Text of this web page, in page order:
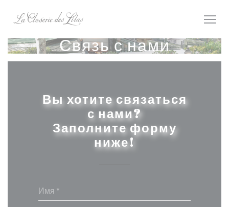
Связь с нами
Вы хотите связаться
с нами?
Заполните форму
ниже!